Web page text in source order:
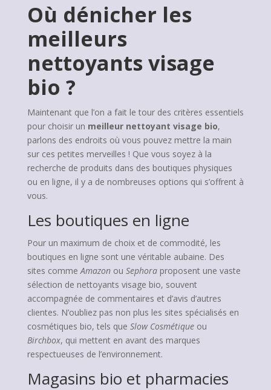
Où dénicher les
meilleurs
nettoyants visage
bio ?
Maintenant que l’on a fait le tour des critères essentiels
pour choisir un meilleur nettoyant visage bio,
parlons des endroits où vous pouvez mettre la main
sur ces petites merveilles ! Que vous soyez à la
recherche de produits dans des boutiques physiques
ou en ligne, il y a de nombreuses options qui s’offrent à
vous.
Les boutiques en ligne
Pour un maximum de choix et de commodité, les
boutiques en ligne sont une véritable aubaine. Des
sites commeAmazonou Sephoraproposent une vaste
sélection de nettoyants visage bio, souvent
accompagnée de commentaires et d’avis d’autres
clientes. N’oubliez pas non plus les sites spécialisés en
cosmétiques bio, tels que Slow Cosmétiqueou
Birchbox, qui mettent en avant des marques
respectueuses de l’environnement.
Magasins bio et pharmacies